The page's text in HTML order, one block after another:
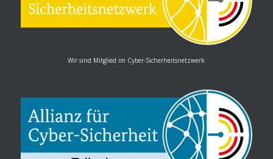
Wir sind Mitglied im Cyber-Sicherheitsnetzwerk